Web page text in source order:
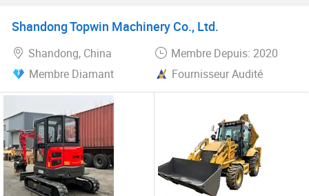
fournissant des services variés à des clients
internationaux de plus de 100 pays en Europe, en Australie,
Shandong Topwin Machinery Co., Ltd.
Shandong, China
Membre Depuis: 2020
Membre Diamant
Fournisseur Audité